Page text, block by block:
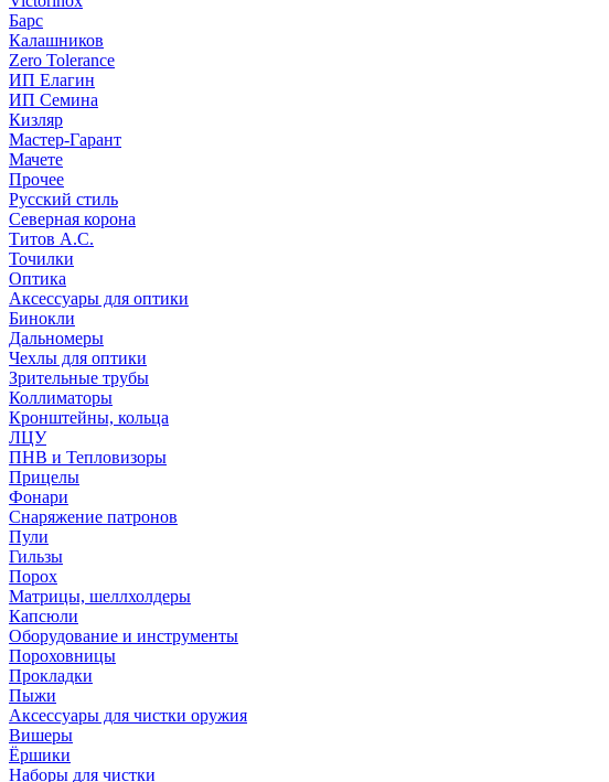
Барс
Калашников
Zero Tolerance
ИП Елагин
ИП Семина
Кизляр
Мастер-Гарант
Мачете
Прочее
Русский стиль
Северная корона
Титов А.С.
Точилки
Оптика
Аксессуары для оптики
Бинокли
Дальномеры
Чехлы для оптики
Зрительные трубы
Коллиматоры
Кронштейны, кольца
ЛЦУ
ПНВ и Тепловизоры
Прицелы
Фонари
Снаряжение патронов
Пули
Гильзы
Порох
Матрицы, шеллхолдеры
Капсюли
Оборудование и инструменты
Пороховницы
Прокладки
Пыжи
Аксессуары для чистки оружия
Вишеры
Ёршики
Наборы для чистки